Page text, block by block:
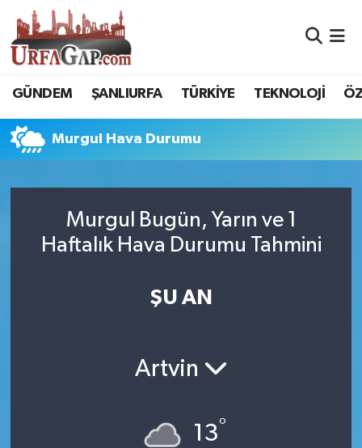
GÜNDEM ŞANLIURFA TÜRKİYE TEKNOLOJİ
Murgul Hava Durumu
Murgul Bugün, Yarın ve 1
Haftalık Hava Durumu Tahmini
ŞU AN
Artvin
13°
Nöbetçi Eczaneler
Hava Durumu
Namaz Vakitleri
Trafik Durumu
Süper Lig Puan Durumu ve Fikstür
Son Dakika Haberleri